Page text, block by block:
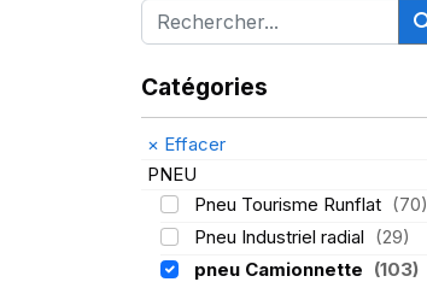
Catégories
× Effacer
PNEU
Pneu Tourisme Runflat (70)
Pneu Industriel radial (29)
pneu Camionnette (103)